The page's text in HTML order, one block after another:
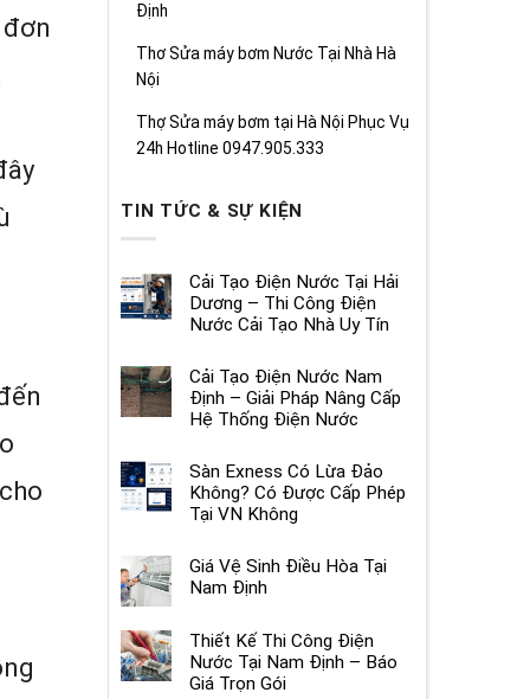
Định
Thơ Sửa máy bơm Nước Tại Nhà Hà
Nội
Thợ Sửa máy bơm tại Hà Nội Phục Vụ
24h Hotline 0947.905.333
TIN TỨC & SỰ KIỆN
Cải Tạo Điện Nước Tại Hải
Dương – Thi Công Điện
Nước Cải Tạo Nhà Uy Tín
Cải Tạo Điện Nước Nam
Định – Giải Pháp Nâng Cấp
Hệ Thống Điện Nước
Sàn Exness Có Lừa Đảo
Không? Có Được Cấp Phép
Tại VN Không
Giá Vệ Sinh Điều Hòa Tại
Nam Định
Thiết Kế Thi Công Điện
Nước Tại Nam Định – Báo
Giá Trọn Gói